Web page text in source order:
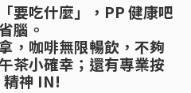
要吃什麼」，PP 健康吧
腦。
，咖啡無限暢飲，不夠
茶小確幸；還有專業按
精神 IN!